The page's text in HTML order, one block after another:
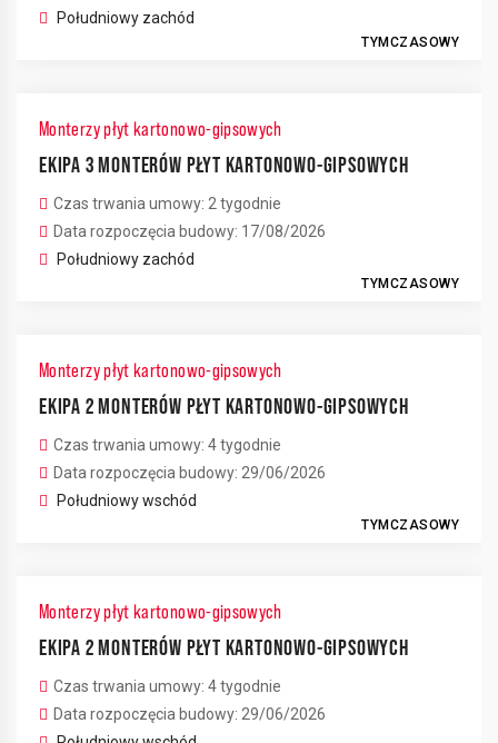
Południowy zachód
TYMCZASOWY
Monterzy płyt kartonowo-gipsowych
EKIPA 3 MONTERÓW PŁYT KARTONOWO-GIPSOWYCH
Czas trwania umowy: 2 tygodnie
Data rozpoczęcia budowy: 17/08/2026
Południowy zachód
TYMCZASOWY
Monterzy płyt kartonowo-gipsowych
EKIPA 2 MONTERÓW PŁYT KARTONOWO-GIPSOWYCH
Czas trwania umowy: 4 tygodnie
Data rozpoczęcia budowy: 29/06/2026
Południowy wschód
TYMCZASOWY
Monterzy płyt kartonowo-gipsowych
EKIPA 2 MONTERÓW PŁYT KARTONOWO-GIPSOWYCH
Czas trwania umowy: 4 tygodnie
Data rozpoczęcia budowy: 29/06/2026